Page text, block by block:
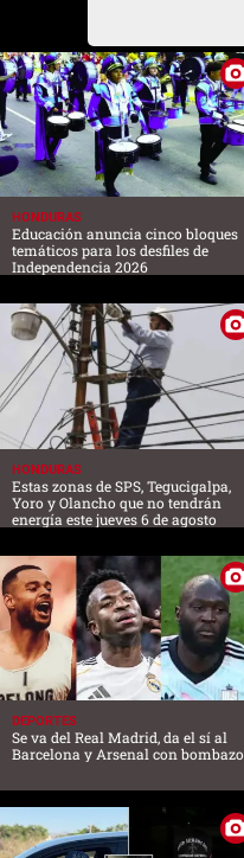
HONDURAS
Educación anuncia cinco bloques
temáticos para los desfiles de
Independencia 2026
HONDURAS
Estas zonas de SPS, Tegucigalpa,
Yoro y Olancho que no tendrán
energía este jueves 6 de agosto
DEPORTES
Se va del Real Madrid, da el sí al
Barcelona y Arsenal con bombazo